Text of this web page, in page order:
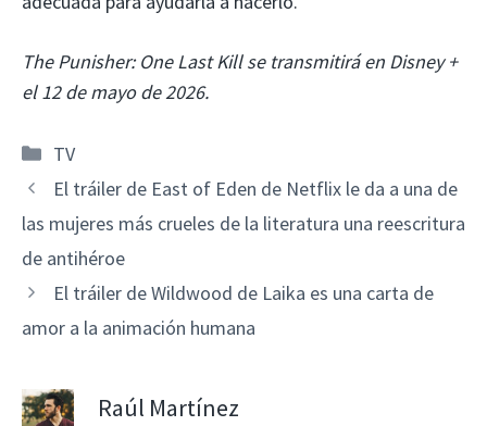
The Punisher: One Last Kill se transmitirá en Disney +
el 12 de mayo de 2026.
Categorías
TV
El tráiler de East of Eden de Netflix le da a una de
las mujeres más crueles de la literatura una reescritura
de antihéroe
El tráiler de Wildwood de Laika es una carta de
amor a la animación humana
Raúl Martínez